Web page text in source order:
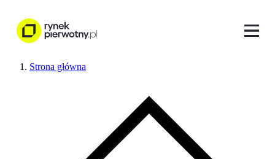
Strona główna